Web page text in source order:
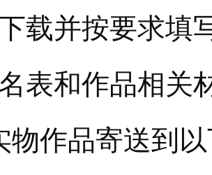
载并按要求填
表和作品相关
作品寄送到